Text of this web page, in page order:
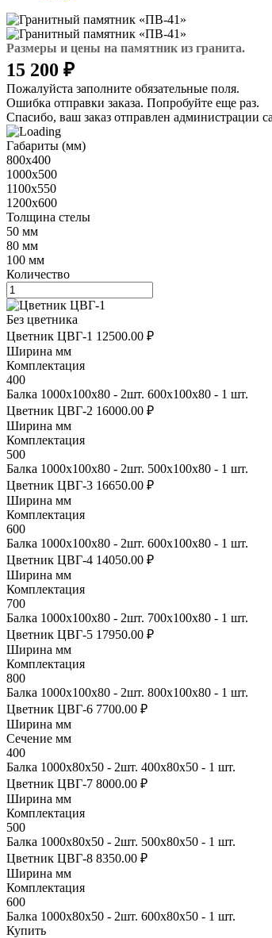
Размеры и цены на памятник из гранита.
15 200 ₽
Пожалуйста заполните обязательные поля.
Ошибка отправки заказа. Попробуйте еще раз.
Спасибо, ваш заказ отправлен администрации
Габариты (мм)
800х400
1000х500
1100х550
1200х600
Толщина стелы
50 мм
80 мм
100 мм
Количество
Без цветника
Цветник ЦВГ-1 12500.00 ₽
Ширина мм
Комплектация
400
Балка 1000х100х80 - 2шт. 600х100х80 - 1 шт.
Цветник ЦВГ-2 16000.00 ₽
Ширина мм
Комплектация
500
Балка 1000х100х80 - 2шт. 500х100х80 - 1 шт.
Цветник ЦВГ-3 16650.00 ₽
Ширина мм
Комплектация
600
Балка 1000х100х80 - 2шт. 600х100х80 - 1 шт.
Цветник ЦВГ-4 14050.00 ₽
Ширина мм
Комплектация
700
Балка 1000х100х80 - 2шт. 700х100х80 - 1 шт.
Цветник ЦВГ-5 17950.00 ₽
Ширина мм
Комплектация
800
Балка 1000х100х80 - 2шт. 800х100х80 - 1 шт.
Цветник ЦВГ-6 7700.00 ₽
Ширина мм
Сечение мм
400
Балка 1000х80х50 - 2шт. 400х80х50 - 1 шт.
Цветник ЦВГ-7 8000.00 ₽
Ширина мм
Комплектация
500
Балка 1000х80х50 - 2шт. 500х80х50 - 1 шт.
Цветник ЦВГ-8 8350.00 ₽
Ширина мм
Комплектация
600
Балка 1000х80х50 - 2шт. 600х80х50 - 1 шт.
Купить